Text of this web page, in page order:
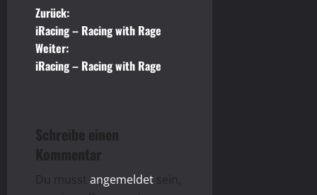
B
e
i
r
a
Zurück:
iRacing – Racing with Rage
Weiter:
iRacing – Racing with Rage
Schreibe einen
Kommentar
Du musst angemeldet sein,